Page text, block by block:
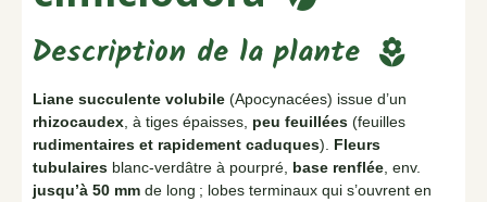
Description de la plante local_florist
Liane succulente volubile (Apocynacées) issue d’un
rhizocaudex , à tiges épaisses, peu feuillées (feuilles
rudimentaires et rapidement caduques). Fleurs
tubulaires blanc-verdâtre à pourpré, base renflée , env.
jusqu’à 50 mm de long ; lobes terminaux qui s’ouvrent en